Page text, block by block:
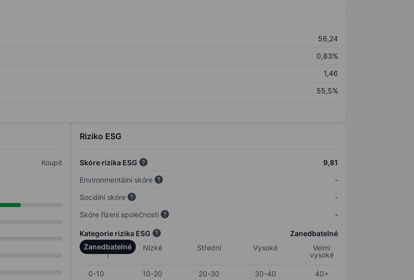
56,24
0,83%
1,46
55,5%
Koupit
Riziko ESG
Skóre rizika ESG
9,81
Environmentální skóre
-
Sociální skóre
-
Skóre řízení společnosti
-
Kategorie rizika ESG
Zanedbatelné
Zanedbatelné
Nízké Střední Vysoké
Velmi
vysoké
0-10 10-20 20-30 30-40
40+